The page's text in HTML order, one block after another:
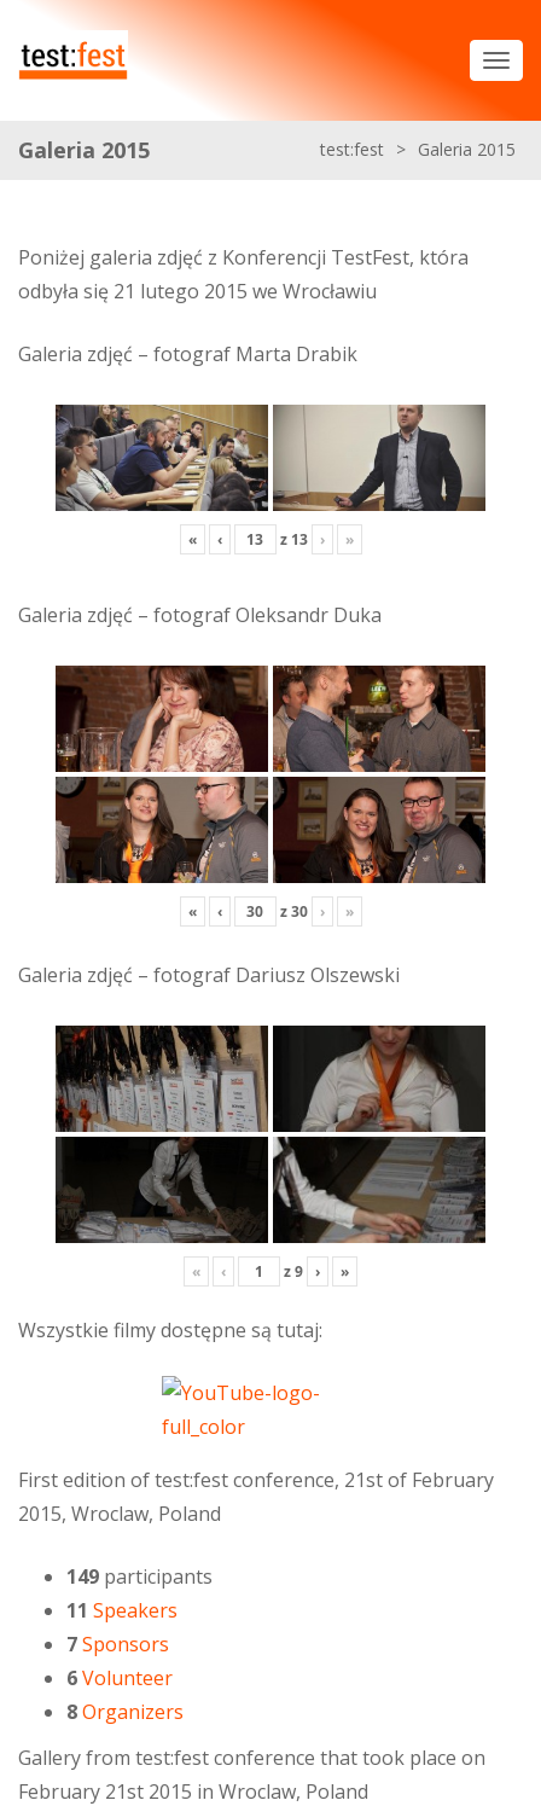
Galeria 2015 test:fest > Galeria 2015
Poniżej galeria zdjęć z Konferencji TestFest, która
odbyła się 21 lutego 2015 we Wrocławiu
Galeria zdjęć – fotograf Marta Drabik
« ‹ z 13 › »
Galeria zdjęć – fotograf Oleksandr Duka
« ‹ z30 › »
Galeria zdjęć – fotograf Dariusz Olszewski
« ‹ z9 › »
Wszystkie filmy dostępne są tutaj:
First edition of test:fest conference, 21st of February
2015, Wroclaw, Poland
149 participants
11 Speakers
7Sponsors
6Volunteer
8Organizers
Gallery from test:fest conference that took place on
February 21st 2015 in Wroclaw, Poland